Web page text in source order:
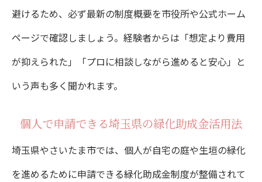
避けるため、必ず最新の制度概要を市役所や公式ホーム
ページで確認しましょう。経験者からは「想定より費用
が抑えられた」「プロに相談しながら進めると安心」と
いう声も多く聞かれます。
個人で申請できる埼玉県の緑化助成金活用法
埼玉県やさいたま市では、個人が自宅の庭や生垣の緑化
を進めるために申請できる緑化助成金制度が整備されて